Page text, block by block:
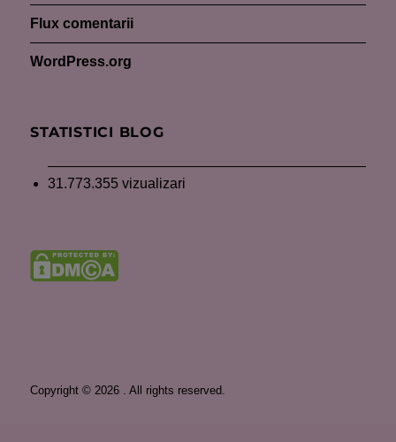
Flux comentarii
WordPress.org
STATISTICI BLOG
31.773.355 vizualizari
Copyright © 2026 . All rights reserved.